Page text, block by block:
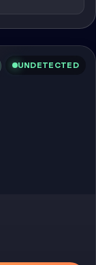
UNDETECTED